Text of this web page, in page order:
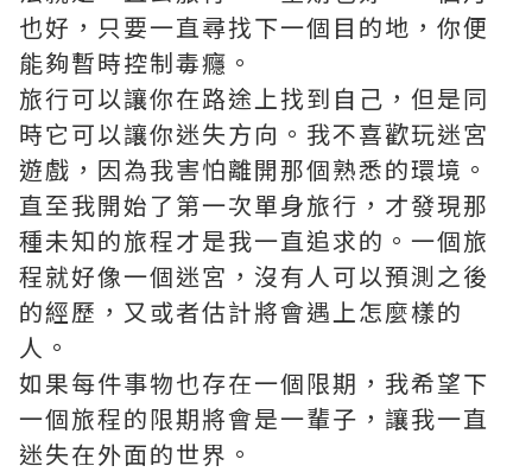
也好，只要一直尋找下一個目的地，你便
能夠暫時控制毒癮。
旅行可以讓你在路途上找到自己，但是同
時它可以讓你迷失方向。我不喜歡玩迷宮
遊戲，因為我害怕離開那個熟悉的環境。
直至我開始了第一次單身旅行，才發現那
種未知的旅程才是我一直追求的。一個旅
程就好像一個迷宮，沒有人可以預測之後
的經歷，又或者估計將會遇上怎麼樣的
人。
如果每件事物也存在一個限期，我希望下
一個旅程的限期將會是一輩子，讓我一直
迷失在外面的世界。